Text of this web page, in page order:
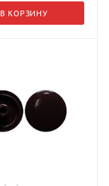
В КОРЗИНУ